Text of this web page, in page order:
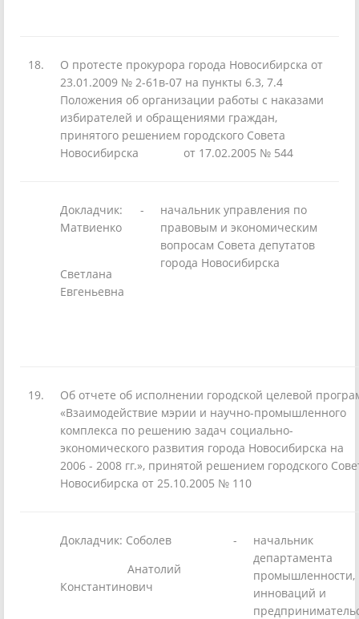
18.
О протесте прокурора города Новосибирска от
23.01.2009 № 2-61в-07 на пункты 6.3, 7.4
Положения об организации работы с наказами
избирателей и обращениями граждан,
принятого решением городского Совета
Новосибирска от 17.02.2005 № 544
Докладчик:
Матвиенко
Светлана
Евгеньевна
-
начальник управления по
правовым и экономическим
вопросам Совета депутатов
города Новосибирска
19.
Об отчете об исполнении городской целевой
«Взаимодействие мэрии и научно-промышленного
комплекса по решению задач социально-
экономического развития города Новосибирска на
2006 - 2008 гг.», принятой решением городского
Новосибирска от 25.10.2005 № 110
Докладчик: Соболев
Анатолий
Константинович
-
начальник
департамента
промышленности,
инноваций и